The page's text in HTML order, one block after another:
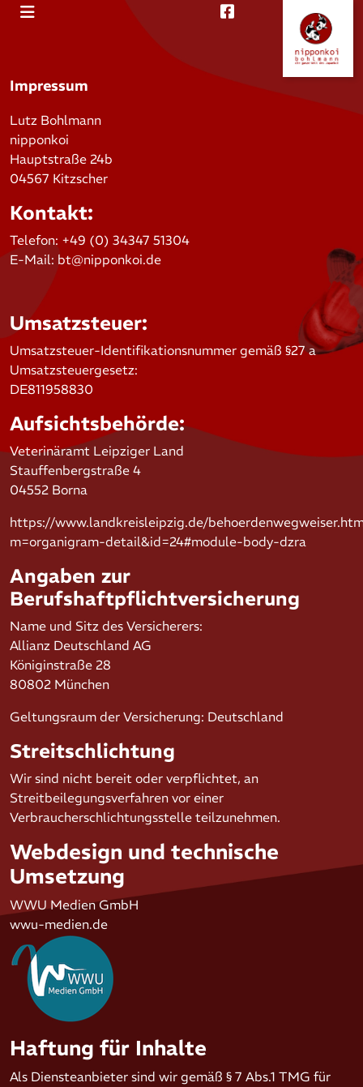
Impressum
Lutz Bohlmann
nipponkoi
Hauptstraße 24b
04567 Kitzscher
Kontakt:
Telefon: +49 (0) 34347 51304
E-Mail: bt@nipponkoi.de
Umsatzsteuer:
Umsatzsteuer-Identifikationsnummer gemäß §27 a
Umsatzsteuergesetz:
DE811958830
Aufsichtsbehörde:
Veterinäramt Leipziger Land
Stauffenbergstraße 4
04552 Borna
https://www.landkreisleipzig.de/
m=organigram-detail&id=24#module-body-dzra
Angaben zur
Berufshaftpflichtversicherung
Name und Sitz des Versicherers:
Allianz Deutschland AG
Königinstraße 28
80802 München
Geltungsraum der Versicherung: Deutschland
Streitschlichtung
Wir sind nicht bereit oder verpflichtet, an
Streitbeilegungsverfahren vor einer
Verbraucherschlichtungsstelle teilzunehmen.
Webdesign und technische
Umsetzung
WWU Medien GmbH
wwu-medien.de
Haftung für Inhalte
Als Diensteanbieter sind wir gemäß § 7 Abs.1 TMG für